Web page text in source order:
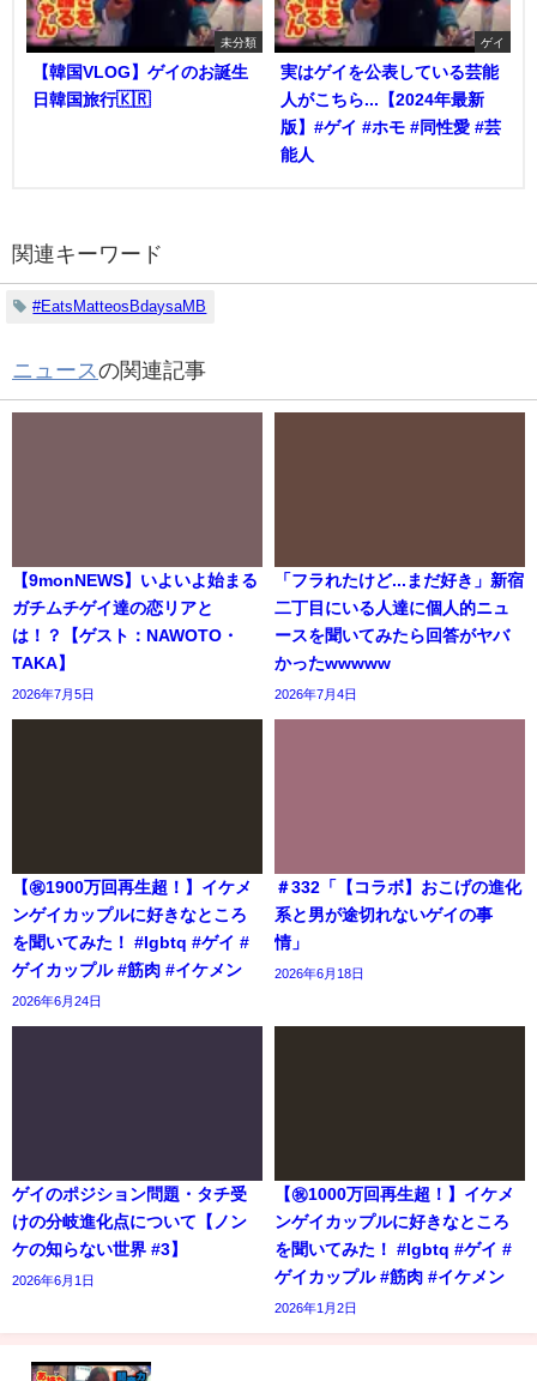
未分類
【韓国VLOG】ゲイのお誕生
日韓国旅行🇰🇷
ゲイ
実はゲイを公表している芸能
人がこちら...【2024年最新
版】#ゲイ #ホモ #同性愛 #芸
能人
関連キーワード
#EatsMatteosBdaysaMB
ニュースの関連記事
【9monNEWS】いよいよ始まる
ガチムチゲイ達の恋リアと
は！？【ゲスト：NAWOTO・
TAKA】
2026年7月5日
「フラれたけど...まだ好き」新宿
二丁目にいる人達に個人的ニュ
ースを聞いてみたら回答がヤバ
かったwwwww
2026年7月4日
【㊗️1900万回再生超！】イケメ
ンゲイカップルに好きなところ
を聞いてみた！ #lgbtq #ゲイ #
ゲイカップル #筋肉 #イケメン
2026年6月24日
＃332「【コラボ】おこげの進化
系と男が途切れないゲイの事
情」
2026年6月18日
ゲイのポジション問題・タチ受
けの分岐進化点について【ノン
ケの知らない世界 #3】
2026年6月1日
【㊗️1000万回再生超！】イケメ
ンゲイカップルに好きなところ
を聞いてみた！ #lgbtq #ゲイ #
ゲイカップル #筋肉 #イケメン
2026年1月2日